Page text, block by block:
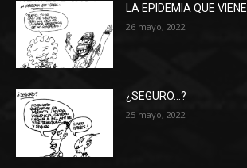
LA EPIDEMIA QUE VIENE
26 mayo, 2022
¿SEGURO…?
25 mayo, 2022